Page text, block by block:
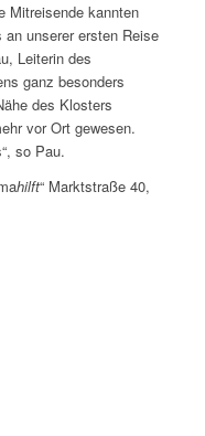
Mitreisende kannten
unserer ersten Reise
Leiterin des
ganz besonders
des Klosters
vor Ort gewesen.
so Pau.
hilft“ Marktstraße 40,